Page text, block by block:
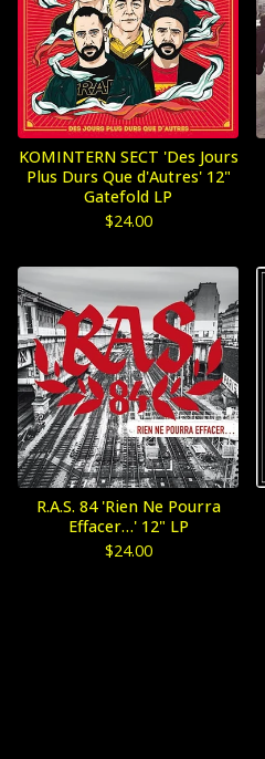
KOMINTERN SECT 'Des Jours
Plus Durs Que d'Autres' 12"
Gatefold LP
$24.00
R.A.S. 84 'Rien Ne Pourra
Effacer…' 12" LP
$24.00